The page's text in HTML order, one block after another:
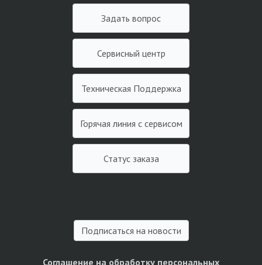
Задать вопрос
Сервисный центр
Техническая Поддержка
Горячая линия с сервисом
Статус заказа
Подписаться на новости
Соглашение на обработку персональных